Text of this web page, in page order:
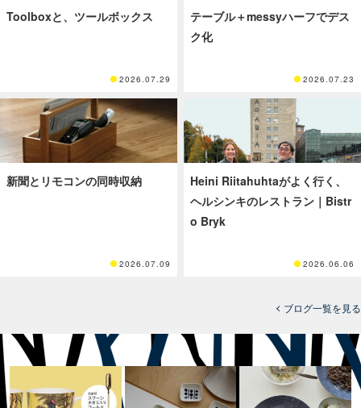
Toolboxと、ツールボックス
2026.07.29
テーブル＋messyハーフでデス
ク化
2026.07.23
新聞とリモコンの同時収納
2026.07.09
Heini Riitahuhtaがよく行く、
ヘルシンキのレストラン｜Bistr
o Bryk
2026.06.06
ブログ一覧を見る